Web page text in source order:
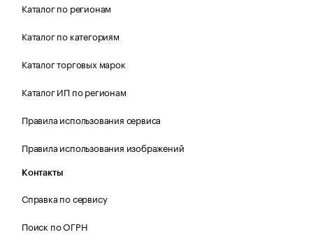
Каталог по регионам
Каталог по категориям
Каталог торговых марок
Каталог ИП по регионам
Правила использования сервиса
Правила использования изображений
Контакты
Справка по сервису
Поиск по ОГРН